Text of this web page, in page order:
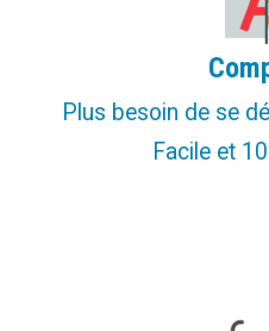
Plus besoin de se
Facile et